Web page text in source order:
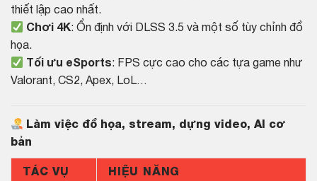
thiết lập cao nhất.
Chơi 4K: Ổn định với DLSS 3.5 và một số tùy chỉnh đồ
họa.
Tối ưu eSports: FPS cực cao cho các tựa game như
Valorant, CS2, Apex, LoL…
Làm việc đồ họa, stream, dựng video, AI cơ
bản
TÁC VỤ HIỆU NĂNG